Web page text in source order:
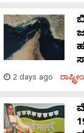
2 days ago